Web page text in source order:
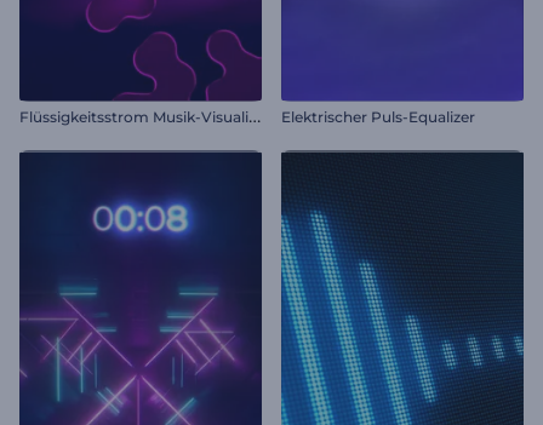
F
lüssigkeitsstrom Musik-Visualisierer Elektrischer Puls-Equalizer